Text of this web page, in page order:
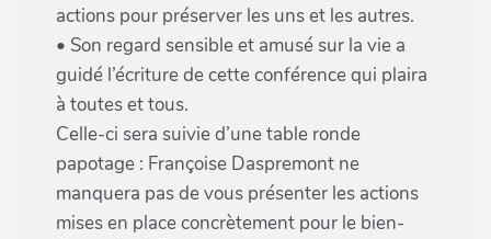
actions pour préserver les uns et les autres.
• Son regard sensible et amusé sur la vie a
guidé l’écriture de cette conférence qui plaira
à toutes et tous.
Celle-ci sera suivie d’une table ronde
papotage : Françoise Daspremont ne
manquera pas de vous présenter les actions
mises en place concrètement pour le bien-